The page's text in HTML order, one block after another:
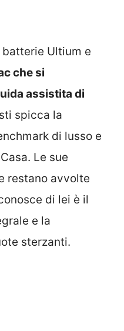
Ultium e
che si
assistita di
spicca la
di lusso e
Le sue
restano avvolte
di lei è il
e la
sterzanti.